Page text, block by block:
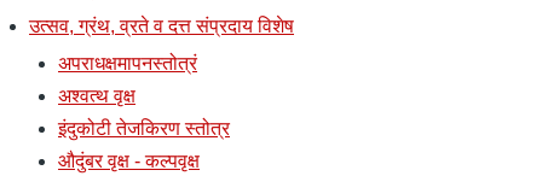
उत्सव, ग्रंथ, व्रते व दत्त संप्रदाय विशेष
अपराधक्षमापनस्तोत्रं
अश्वत्थ वृक्ष
इंदुकोटी तेजकिरण स्तोत्र
औदुंबर वृक्ष - कल्पवृक्ष